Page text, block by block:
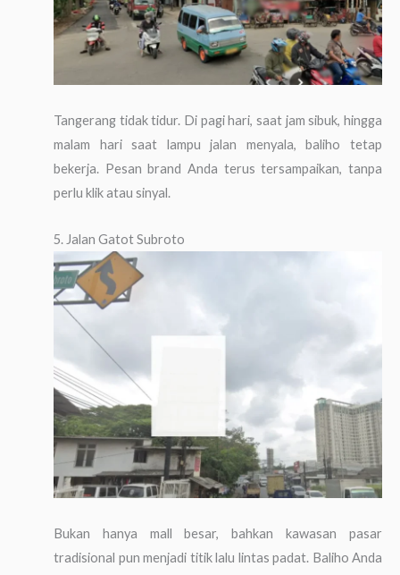
Tangerang tidak tidur. Di pagi hari, saat jam sibuk, hingga
malam hari saat lampu jalan menyala, baliho tetap
bekerja. Pesan brand Anda terus tersampaikan, tanpa
perlu klik atau sinyal.
5. Jalan Gatot Subroto
Bukan hanya mall besar, bahkan kawasan pasar
tradisional pun menjadi titik lalu lintas padat. Baliho Anda